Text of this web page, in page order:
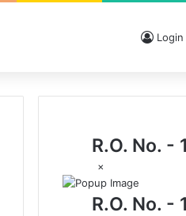
Login
R.O. No. -
×
R.O. No. -